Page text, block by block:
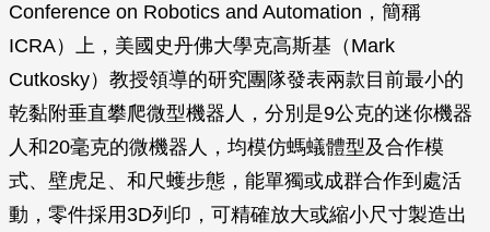
Conference on Robotics and Automation，簡稱
ICRA）上，美國史丹佛大學克高斯基（Mark
Cutkosky）教授領導的研究團隊發表兩款目前最小的
乾黏附垂直攀爬微型機器人，分別是9公克的迷你機器
人和20毫克的微機器人，均模仿螞蟻體型及合作模
式、壁虎足、和尺蠖步態，能單獨或成群合作到處活
動，零件採用3D列印，可精確放大或縮小尺寸製造出